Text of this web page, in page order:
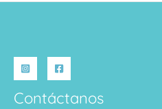
Contáctanos